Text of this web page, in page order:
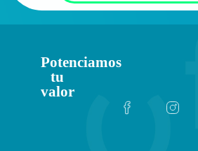
Potenciamos
tu
valor